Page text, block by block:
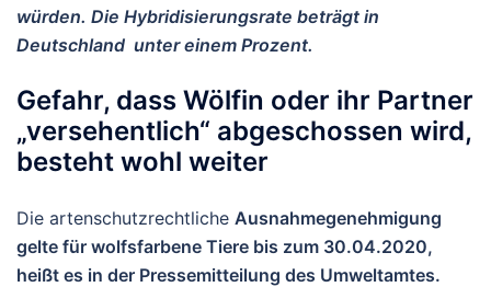
würden. Die Hybridisierungsrate beträgt in
Deutschland unter einem Prozent.
Gefahr, dass Wölfin oder ihr Partner
„versehentlich“ abgeschossen wird,
besteht wohl weiter
Die artenschutzrechtliche Ausnahmegenehmigung
gelte für wolfsfarbene Tiere bis zum 30.04.2020,
heißt es in der Pressemitteilung des Umweltamtes.